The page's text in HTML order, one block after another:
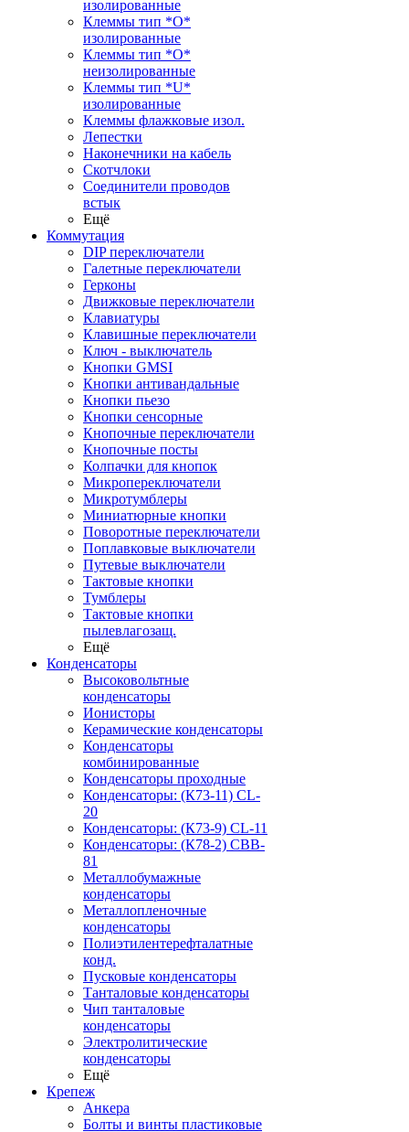
изолированные
Клеммы тип *O*
изолированные
Клеммы тип *O*
неизолированные
Клеммы тип *U*
изолированные
Клеммы флажковые изол.
Лепестки
Наконечники на кабель
Скотчлоки
Соединители проводов
встык
Ещё
Коммутация
DIP переключатели
Галетные переключатели
Герконы
Движковые переключатели
Клавиатуры
Клавишные переключатели
Ключ - выключатель
Кнопки GMSI
Кнопки антивандальные
Кнопки пьезо
Кнопки сенсорные
Кнопочные переключатели
Кнопочные посты
Колпачки для кнопок
Микропереключатели
Микротумблеры
Миниатюрные кнопки
Поворотные переключатели
Поплавковые выключатели
Путевые выключатели
Тактовые кнопки
Тумблеры
Тактовые кнопки
пылевлагозащ.
Ещё
Конденсаторы
Высоковольтные
конденсаторы
Ионисторы
Керамические конденсаторы
Конденсаторы
комбинированные
Конденсаторы проходные
Конденсаторы: (К73-11) CL-
20
Конденсаторы: (К73-9) CL-11
Конденсаторы: (К78-2) CBB-
81
Металлобумажные
конденсаторы
Металлопленочные
конденсаторы
Полиэтилентерефталатные
конд.
Пусковые конденсаторы
Танталовые конденсаторы
Чип танталовые
конденсаторы
Электролитические
конденсаторы
Ещё
Крепеж
Анкера
Болты и винты пластиковые